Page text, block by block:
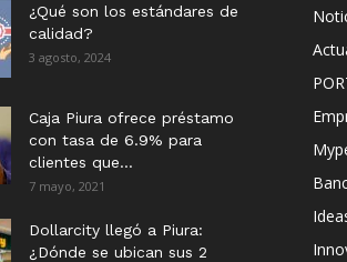
¿Qué son los estándares de
calidad?
3 agosto, 2024
Caja Piura ofrece préstamo
con tasa de 6.9% para
clientes que...
7 mayo, 2021
Dollarcity llegó a Piura:
¿Dónde se ubican sus 2